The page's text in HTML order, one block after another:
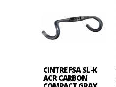
CINTRE FSA SL-K
ACR CARBON